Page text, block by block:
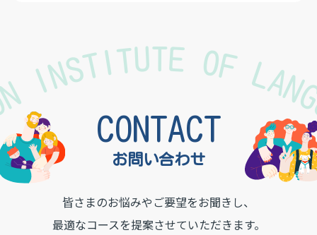
INSTITUTE OF
お問い合わせ
CONTACT
皆さまのお悩みやご要望をお聞きし、
最適なコースを提案させていただきます。